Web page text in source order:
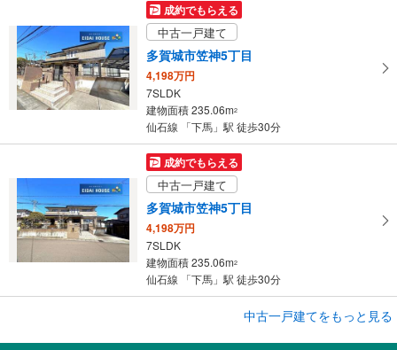
成約でもらえる
中古一戸建て
多賀城市笠神5丁目
4,198万円
7SLDK
建物面積 235.06m2
仙石線 「下馬」駅 徒歩30分
成約でもらえる
中古一戸建て
多賀城市笠神5丁目
4,198万円
7SLDK
建物面積 235.06m2
仙石線 「下馬」駅 徒歩30分
中古一戸建てをもっと見る